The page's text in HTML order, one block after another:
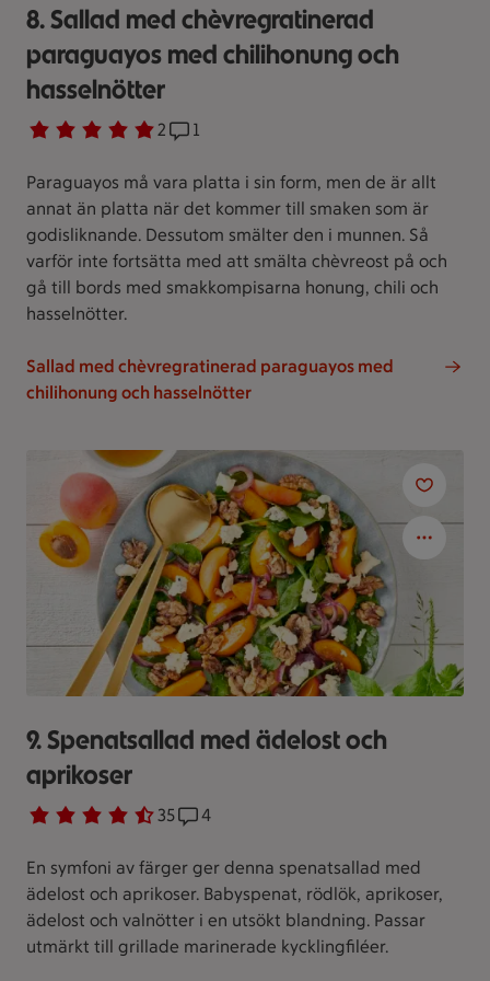
8. Sallad med chèvregratinerad
paraguayos med chilihonung och
hasselnötter
Betyg 5 av 5. 2
2 personer har röstatReceptet har 1 kommentarer
1
Paraguayos må vara platta i sin form, men de är allt
annat än platta när det kommer till smaken som är
godisliknande. Dessutom smälter den i munnen. Så
varför inte fortsätta med att smälta chèvreost på och
gå till bords med smakkompisarna honung, chili och
hasselnötter.
Sallad med chèvregratinerad paraguayos med
chilihonung och hasselnötter
9. Spenatsallad med ädelost och
aprikoser
Betyg 4.7 av 5. 35
35 personer har röstatReceptet har 4 kommentarer
4
En symfoni av färger ger denna spenatsallad med
ädelost och aprikoser. Babyspenat, rödlök, aprikoser,
ädelost och valnötter i en utsökt blandning. Passar
utmärkt till grillade marinerade kycklingfiléer.